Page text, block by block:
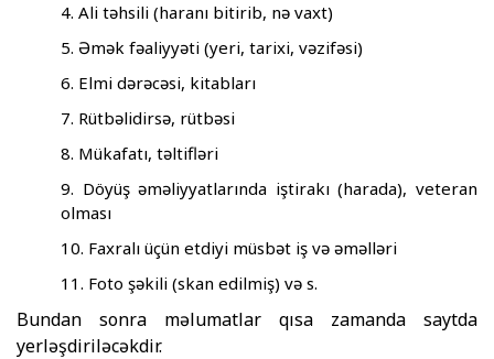
Ali təhsili (haranı bitirib, nə vaxt)
Əmək fəaliyyəti (yeri, tarixi, vəzifəsi)
Elmi dərəcəsi, kitabları
Rütbəlidirsə, rütbəsi
Mükafatı, təltifləri
Döyüş əməliyyatlarında iştirakı (harada), veteran
olması
Faxralı üçün etdiyi müsbət iş və əməlləri
Foto şəkili (skan edilmiş) və s.
Bundan sonra məlumatlar qısa zamanda saytda
yerləşdiriləcəkdir.